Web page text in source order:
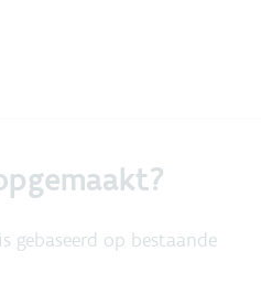
gebaseerd op bestaande